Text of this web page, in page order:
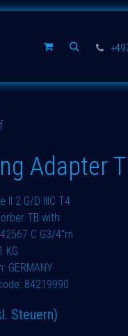
Adapter
II 2 G/D IIIC T4
TB with
C G3/4"m
KG
GERMANY
84219990
Steuern)